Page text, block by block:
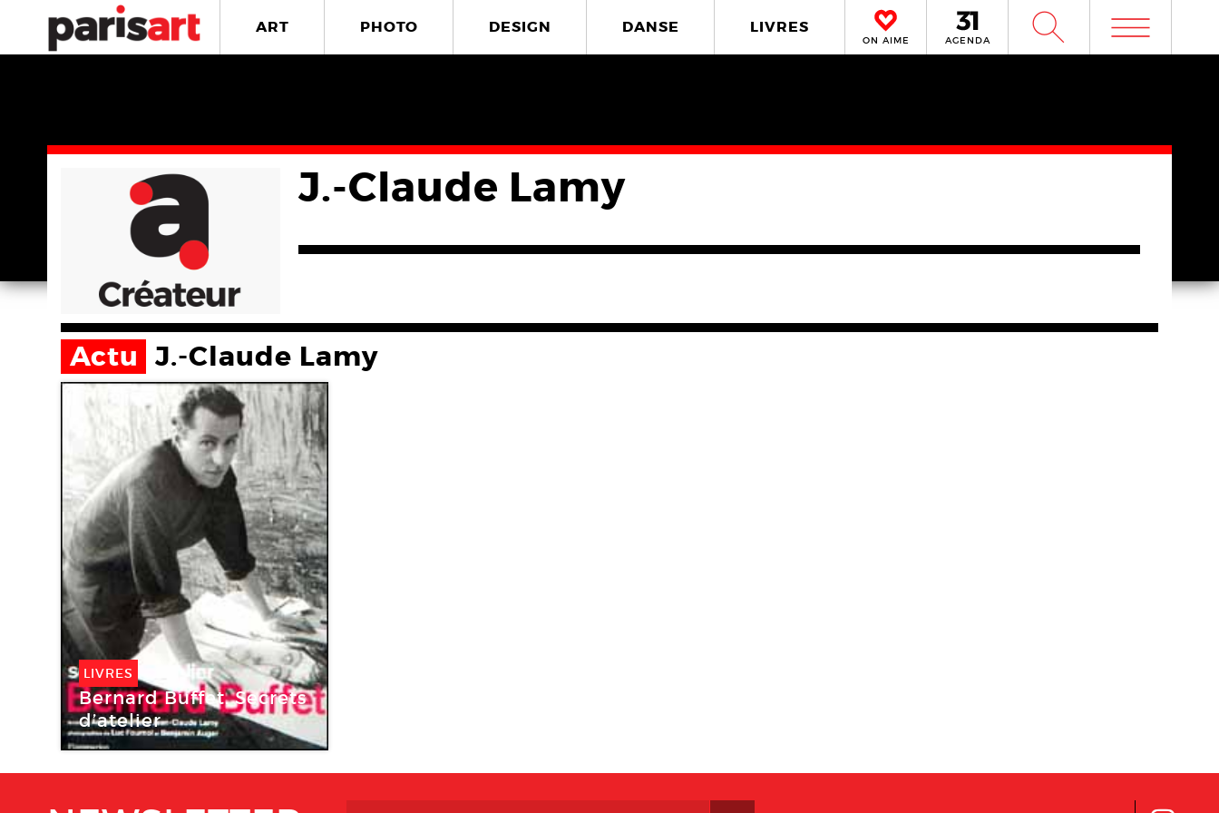
ART PHOTO DESIGN DANSE LIVRES
ON AIME AGENDA W m
J.-Claude Lamy
Actu J.-Claude Lamy
LIVRES
Bernard Buffet. Secrets
d’atelier